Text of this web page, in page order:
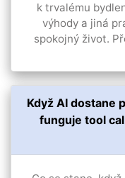
k trvalému
výhody a jiná
spokojný život.
Když AI dostane
funguje tool